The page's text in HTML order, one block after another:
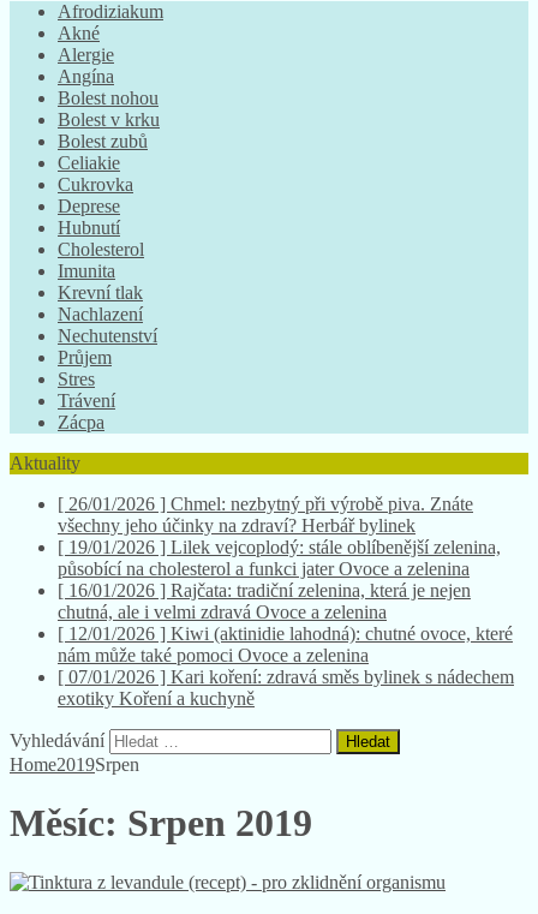
Afrodiziakum
Akné
Alergie
Angína
Bolest nohou
Bolest v krku
Bolest zubů
Celiakie
Cukrovka
Deprese
Hubnutí
Cholesterol
Imunita
Krevní tlak
Nachlazení
Nechutenství
Průjem
Stres
Trávení
Zácpa
Aktuality
[ 26/01/2026 ] Chmel: nezbytný při výrobě piva. Znáte
všechny jeho účinky na zdraví? Herbář bylinek
[ 19/01/2026 ] Lilek vejcoplodý: stále oblíbenější zelenina,
působící na cholesterol a funkci jaterOvoce a zelenina
[ 16/01/2026 ] Rajčata: tradiční zelenina, která je nejen
chutná, ale i velmi zdravá Ovoce a zelenina
[ 12/01/2026 ] Kiwi (aktinidie lahodná): chutné ovoce, které
nám může také pomoci Ovoce a zelenina
[ 07/01/2026 ] Kari koření: zdravá směs bylinek s nádechem
exotiky Koření a kuchyně
Vyhledávání
Home2019Srpen
Měsíc: Srpen 2019